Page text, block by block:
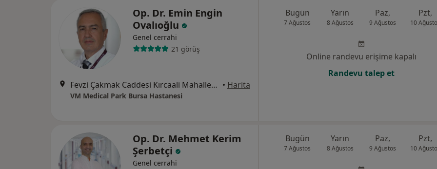
Op. Dr. Emin Engin
Ovalıoğlu
Genel cerrahi
21 görüş
Fevzi Çakmak Caddesi Kırcaali Mahallesi No:76 Osmangazi, Bursa • Harita
VM Medical Park Bursa Hastanesi
Bugün
7 Ağustos
Yarın
8 Ağustos
Paz,
9 Ağustos
Pzt,
10
Online randevu erişime kapalı
Randevu talep et
Op. Dr. Mehmet Kerim
Şerbetçi
Genel cerrahi
Bugün
7 Ağustos
Yarın
8 Ağustos
Paz,
9 Ağustos
Pzt,
10